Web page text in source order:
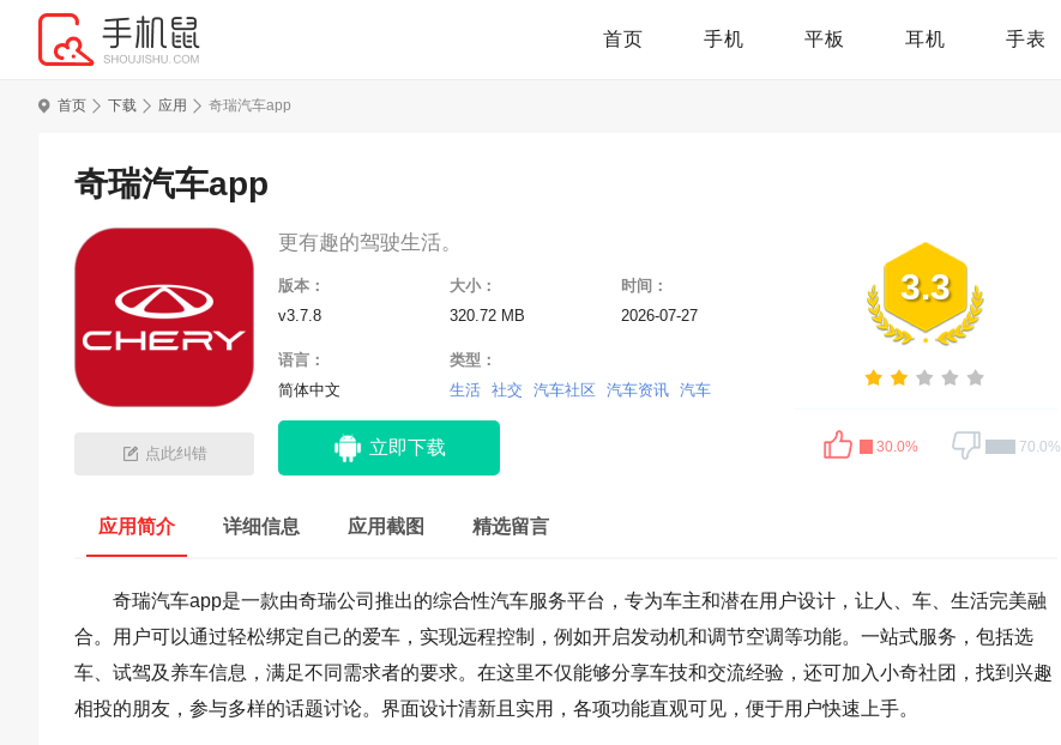
首页 手机 平板 耳机 手表
首页 下载 应用 奇瑞汽车app
奇瑞汽车app
3.3
30.0% 70.0%
点此纠错
更有趣的驾驶生活。
版本：
v3.7.8
大小：
320.72 MB
时间：
2026-07-27
语言：
简体中文
类型：
生活
社交 汽车社区 汽车资讯 汽车
立即下载
应用简介 详细信息 应用截图 精选留言
奇瑞汽车app是一款由奇瑞公司推出的综合性汽车服务平台，专为车主和潜在用户设计，让人、车、生活完美融
合。用户可以通过轻松绑定自己的爱车，实现远程控制，例如开启发动机和调节空调等功能。一站式服务，包括选
车、试驾及养车信息，满足不同需求者的要求。在这里不仅能够分享车技和交流经验，还可加入小奇社团，找到兴趣
相投的朋友，参与多样的话题讨论。界面设计清新且实用，各项功能直观可见，便于用户快速上手。